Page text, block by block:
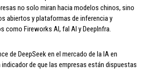
no solo miran hacia modelos chinos, sino
abiertos y plataformas de inferencia y
como Fireworks AI, fal AI y DeepInfra.
de DeepSeek en el mercado de la IA en
de que las empresas están dispuestas